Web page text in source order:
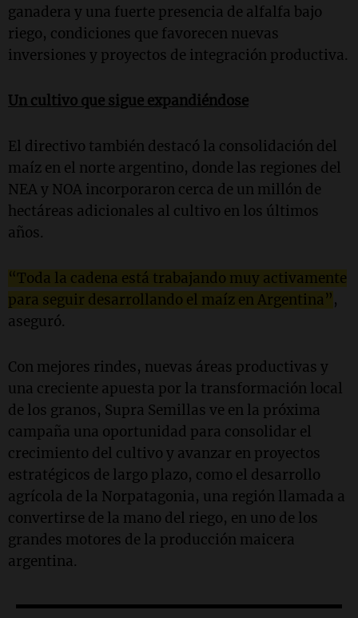
ganadera y una fuerte presencia de alfalfa bajo
riego, condiciones que favorecen nuevas
inversiones y proyectos de integración productiva.
Un cultivo que sigue expandiéndose
El directivo también destacó la consolidación del
maíz en el norte argentino, donde las regiones del
NEA y NOA incorporaron cerca de un millón de
hectáreas adicionales al cultivo en los últimos
años.
“Toda la cadena está trabajando muy activamente
para seguir desarrollando el maíz en Argentina”,
aseguró.
Con mejores rindes, nuevas áreas productivas y
una creciente apuesta por la transformación local
de los granos, Supra Semillas ve en la próxima
campaña una oportunidad para consolidar el
crecimiento del cultivo y avanzar en proyectos
estratégicos de largo plazo, como el desarrollo
agrícola de la Norpatagonia, una región llamada a
convertirse de la mano del riego, en uno de los
grandes motores de la producción maicera
argentina.